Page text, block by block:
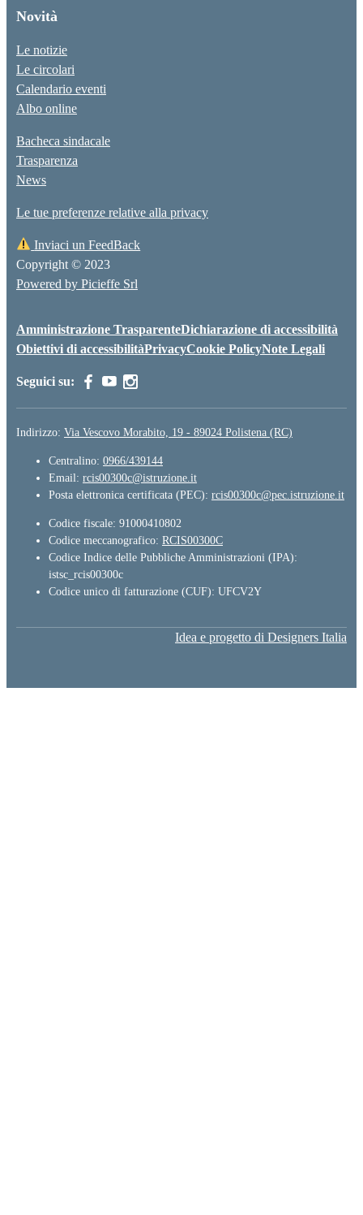
Novità
Le notizie
Le circolari
Calendario eventi
Albo online
Bacheca sindacale
Trasparenza
News
Le tue preferenze relative alla privacy
Inviaci un FeedBack
Copyright © 2023
Powered by Picieffe Srl
Amministrazione TrasparenteDichiarazione di accessibilità
Obiettivi di accessibilitàPrivacyCookie PolicyNote Legali
Seguici su:
Indirizzo: Via Vescovo Morabito, 19 - 89024 Polistena (RC)
Centralino: 0966/439144
Email: rcis00300c@istruzione.it
Posta elettronica certificata (PEC): rcis00300c@pec.istruzione.it
Codice fiscale: 91000410802
Codice meccanografico: RCIS00300C
Codice Indice delle Pubbliche Amministrazioni (IPA):
istsc_rcis00300c
Codice unico di fatturazione (CUF): UFCV2Y
Idea e progetto di Designers Italia